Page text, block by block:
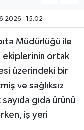
- 15:02
Müdürlüğü ile
ekiplerinin ortak
üzerindeki bir
ve sağlıksız
gıda ürünü
iş yeri